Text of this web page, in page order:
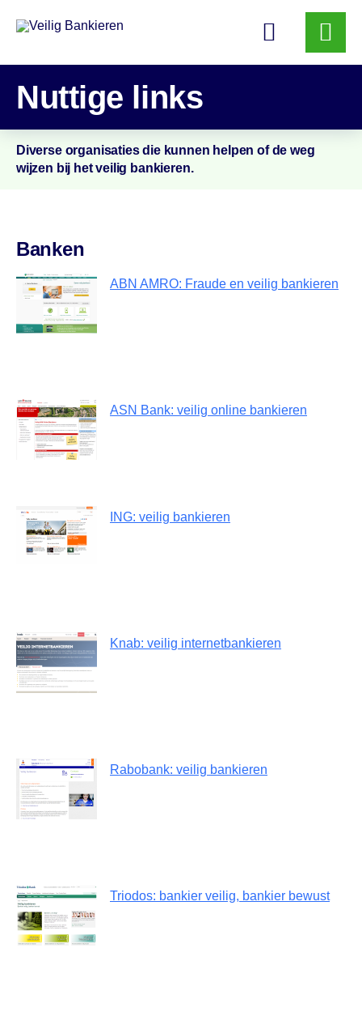
Veilig
Bankieren
Nuttige links
Diverse organisaties die kunnen helpen of de weg
wijzen bij het veilig bankieren.
Banken
ABN AMRO: Fraude en veilig bankieren
ASN Bank: veilig online bankieren
ING: veilig bankieren
Knab: veilig internetbankieren
Rabobank: veilig bankieren
Triodos: bankier veilig, bankier bewust